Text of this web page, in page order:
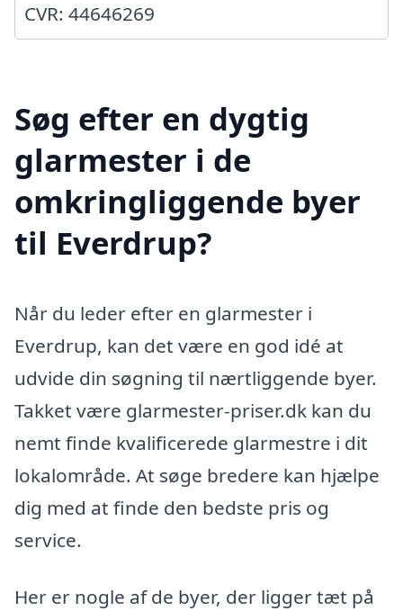
CVR: 44646269
Søg efter en dygtig
glarmester i de
omkringliggende byer
til Everdrup?
Når du leder efter en glarmester i
Everdrup, kan det være en god idé at
udvide din søgning til nærtliggende byer.
Takket være glarmester-priser.dk kan du
nemt finde kvalificerede glarmestre i dit
lokalområde. At søge bredere kan hjælpe
dig med at finde den bedste pris og
service.
Her er nogle af de byer, der ligger tæt på